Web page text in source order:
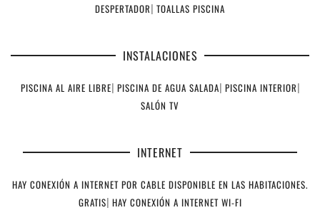
DESPERTADOR| TOALLAS PISCINA
INSTALACIONES
PISCINA AL AIRE LIBRE| PISCINA DE AGUA SALADA| PISCINA INTERIOR|
SALÓN TV
INTERNET
HAY CONEXIÓN A INTERNET POR CABLE DISPONIBLE EN LAS HABITACIONES.
GRATIS| HAY CONEXIÓN A INTERNET WI-FI